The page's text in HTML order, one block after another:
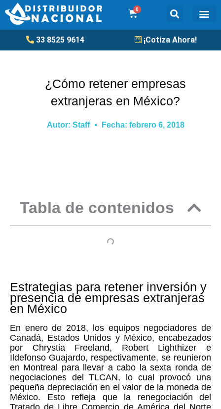
al
contenido
0
Cart
33 8525 9614 ¡Cotiza Ahora!
¿Cómo retener empresas
extranjeras en México?
Autor: Staff Fecha: febrero 6, 2018
Tabla de contenidos
Estrategias para retener inversión y
presencia de empresas extranjeras
en México
En enero de 2018, los equipos negociadores de
Canadá, Estados Unidos y México, encabezados
por Chrystia Freeland, Robert Lighthizer e
Ildefonso Guajardo, respectivamente, se reunieron
en Montreal para llevar a cabo la sexta ronda de
negociaciones del TLCAN, lo cual provocó una
pequeña depreciación en el valor de la moneda de
México. Esto refleja que la renegociación del
Tratado de Libre Comercio de América del Norte